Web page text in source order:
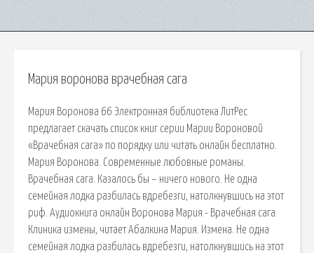
Мария воронова врачебная сага
Мария Воронова 66 Электронная библиотека ЛитРес
предлагает скачать список книг серии Марии Вороновой
«Врачебная сага» по порядку или читать онлайн бесплатно.
Мария Воронова. Современные любовные романы.
Врачебная сага. Казалось бы – ничего нового. Не одна
семейная лодка разбилась вдребезги, натолкнувшись на этот
риф. Аудиокнига онлайн Воронова Мария - Врачебная сага.
Клиника измены, читает Абалкина Мария. Измена. Не одна
семейная лодка разбилась вдребезги, натолкнувшись на этот